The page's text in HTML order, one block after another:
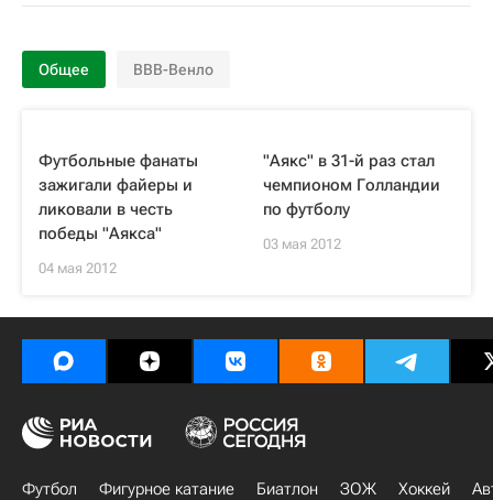
Общее ВВВ-Венло
Футбольные фанаты
зажигали файеры и
ликовали в честь
победы "Аякса"
04 мая 2012
"Аякс" в 31-й раз стал
чемпионом Голландии
по футболу
03 мая 2012
Футбол Фигурное катание Биатлон ЗОЖ Хоккей